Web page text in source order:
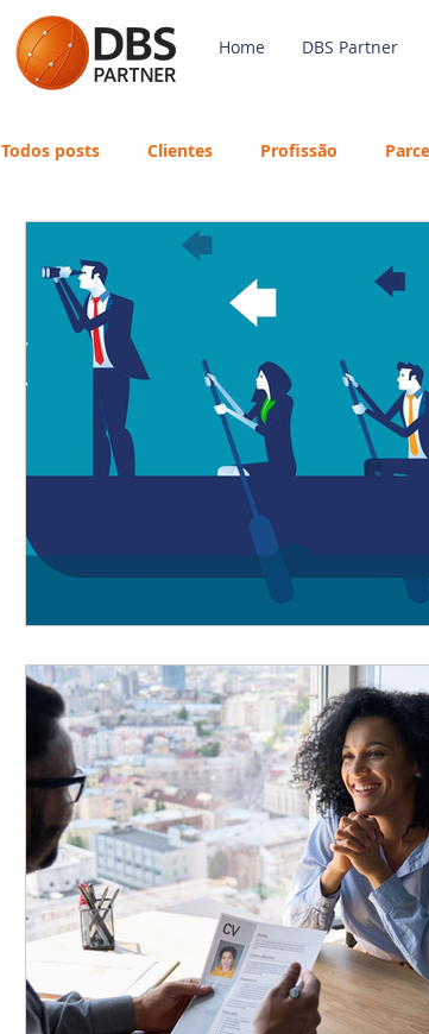
Home DBS Partner
Todos posts Clientes Profissão
FGTS
Avaliação de Desempenho
Recursos Humanos